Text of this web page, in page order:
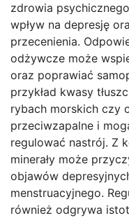
zdrowia
wpływ na depresję
przecenienia.
odżywcze może
oraz poprawiać
przykład kwasy
rybach morskich czy
przeciwzapalne i
regulować nastrój. Z
minerały może
objawów
menstruacyjnego.
również odgrywa